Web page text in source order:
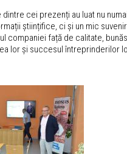
dintre cei prezenți au luat nu
științifice, ci și un mic
companiei față de calitate,
lor și succesul întreprinderilor